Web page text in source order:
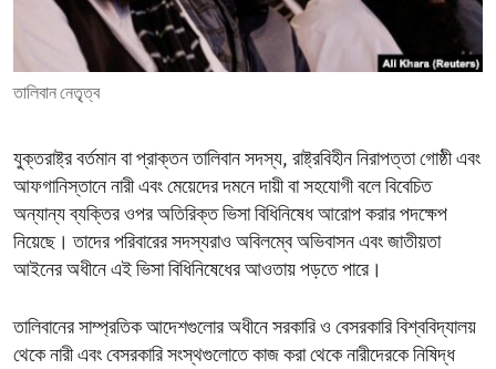
ENVIRONMENT AND HEALTH
IDEALS AND INSTITUTIONS
তালিবান নেতৃৃত্ব
যুক্তরাষ্ট্র বর্তমান বা প্রাক্তন তালিবান সদস্য, রাষ্ট্রবিহীন নিরাপত্তা গোষ্ঠী এবং
আফগানিস্তানে নারী এবং মেয়েদের দমনে দায়ী বা সহযোগী বলে বিবেচিত
অন্যান্য ব্যক্তির ওপর অতিরিক্ত ভিসা বিধিনিষেধ আরোপ করার পদক্ষেপ
নিয়েছে। তাদের পরিবারের সদস্যরাও অবিলম্বে অভিবাসন এবং জাতীয়তা
আইনের অধীনে এই ভিসা বিধিনিষেধের আওতায় পড়তে পারে।
তালিবানের সাম্প্রতিক আদেশগুলোর অধীনে সরকারি ও বেসরকারি বিশ্ববিদ্যালয়
থেকে নারী এবং বেসরকারি সংস্থগুলোতে কাজ করা থেকে নারীদেরকে নিষিদ্ধ